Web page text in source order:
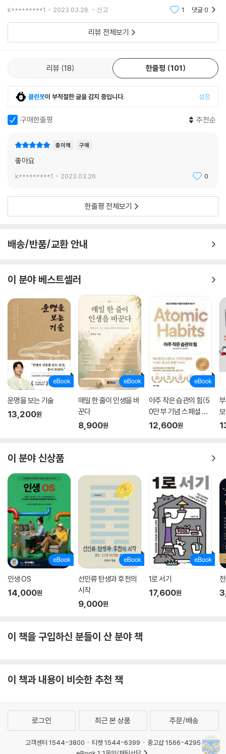
라는 점에서 비롯된다. 인생은 절대 예상할 수 있게 순탄히 흘러가지 않는
다. 매일같이 모든 것이 바뀔 수 있고 실제로도 그렇다. 그래서 우리는 힘이
늦지 않았다’라든지 ‘미래를 바꿀 수 있다’와 같은, 짧고 부드럽게 우릴 상
기시키는 말들을 통해 위로를 얻고자 하는 것이 아닐까?
명언은 깊은 고통이나 헤아릴 수 없는 사랑으로 불씨를 일으키기 전까지는
그저 지나가는 전단지에 쓰여있는 평범한 문장처럼 아무 의미 없게 느껴진
다. 하지만 지금 자신의 상황에 맞는, 간절히 듣고 싶었던 메시지가 담긴 문
2016년 리우 올림픽 결승전에서 9대 13이라는 점수 차로 패배가 눈앞에
보이던 순간, 관중석에서 외친 “할 수 있다”라는 한 마디는 박상영 선수가
에 들었다면 큰 감흥 없었을 그 평범한 문장은 그 순간 박상영 선수에게 그
어떤 말보다 꼭 필요한 문장이었을 것이다. 모두가 졌다고 생각한 순간 박
의 기회다. 그러니 한 페이지씩 넘겨보며 단 몇 분만이라도 가만히 멈춰서
더는 피할 수 없는 하루의 고됨을 녹여보자. 365쪽이나 되는 페이지 속 어
딘가에 위로의 역할을 하거나 적어도 잠시나마 마음을 토닥일 문장 하나,
또는 이야기 하나 정도는 있지 않을까?
선물하기에도 좋은 것 같아요... 잘 읽었습니다..
k*********1 2023.03.26. 신고 1 댓글0
리뷰 전체보기
리뷰 18 한줄평 101
클린봇이 부적절한 글을 감지 중입니다. 설정
구매한줄평 추천순
종이책 구매
좋아요
k*********1 2023.03.26. 0
한줄평 전체보기
배송/반품/교환 안내
이 분야 베스트셀러
운명을 보는 기술
13,200원
매일 한 줄이 인생을 바
꾼다
8,900원
아주 작은 습관의 힘(5
0만 부 기념 스페셜 에
디션)
12,600원
이 분야 신상품
인생 OS
14,000원
선인류 탄생과 후천의
시작
9,000원
1로 서기
17,600원
이 책을 구입하신 분들이 산 분야 책
이 책과 내용이 비슷한 추천 책
로그인 최근 본 상품 주문/배송
고객센터 1544-3800 티켓 1544-6399
중고샵 1566-4295